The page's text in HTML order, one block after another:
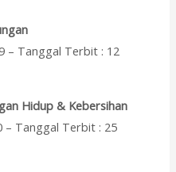
– Tanggal Terbit : 12
Hidup & Kebersihan
– Tanggal Terbit : 25